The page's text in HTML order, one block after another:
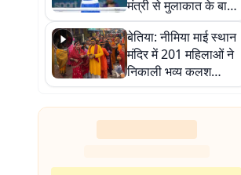
मंत्री से मुलाकात के बाद
जैसमीन लंबोरिया का बड़ा
बयान
बेतिया: नीमिया माई स्थान
मंदिर में 201 महिलाओं ने
निकाली भव्य कलश
शोभायात्रा, शिवलिंग
प्राण-प्रतिष्ठा महोत्सव
शुरू